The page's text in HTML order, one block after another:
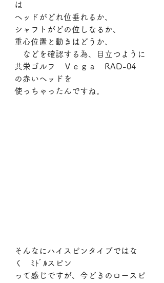
は
ヘッドがどれ位垂れるか、
シャフトがどの位しなるか、
重心位置と動きはどうか、
などを確認する為、目立つように
共栄ゴルフ　Ｖｅｇａ　RAD-04
の赤いヘッドを
使っちゃったんですね。
そんなにハイスピンタイプではな
く　ﾐﾄﾞﾙスピン
って感じですが、今どきのロースピ